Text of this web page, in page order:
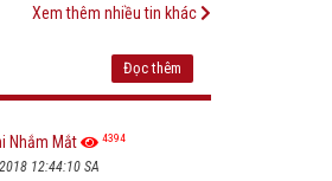
Xem thêm nhiều tin khác
Đọc thêm
Nhắm Mắt 4394
12:44:10 SA